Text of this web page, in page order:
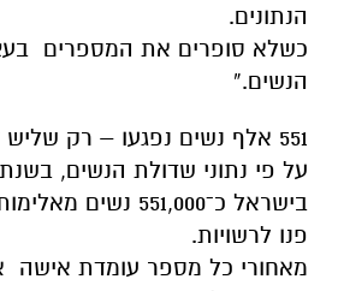
הנתונים.
כשלא סופרים את המספרים
הנשים.”
551 אלף נשים נפגעו – רק שליש דיווחו
בישראל כ־551,000
פנו לרשויות.
מאחורי כל מספר עומדת אישה